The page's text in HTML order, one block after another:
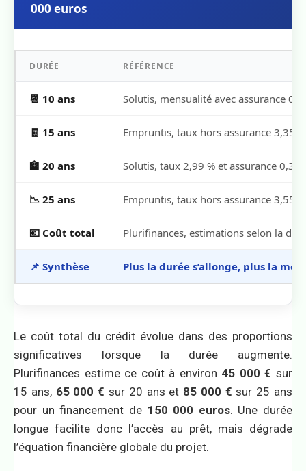
000 euros
DURÉE RÉFÉRENCE
📆 10 ans Solutis, mensualité avec assurance
🧾 15 ans Empruntis, taux hors assurance 3,35 %
🏦 20 ans Solutis, taux 2,99 % et assurance 0,35
📉 25 ans Empruntis, taux hors assurance 3,55 %
💶 Coût total Plurifinances, estimations selon la
📌 Synthèse Plus la durée s’allonge, plus la
Le coût total du crédit évolue dans des proportions
significatives lorsque la durée augmente.
Plurifinances estime ce coût à environ 45 000 € sur
15 ans, 65 000 € sur 20 ans et 85 000 € sur 25 ans
pour un financement de 150 000 euros. Une durée
longue facilite donc l’accès au prêt, mais dégrade
l’équation financière globale du projet.